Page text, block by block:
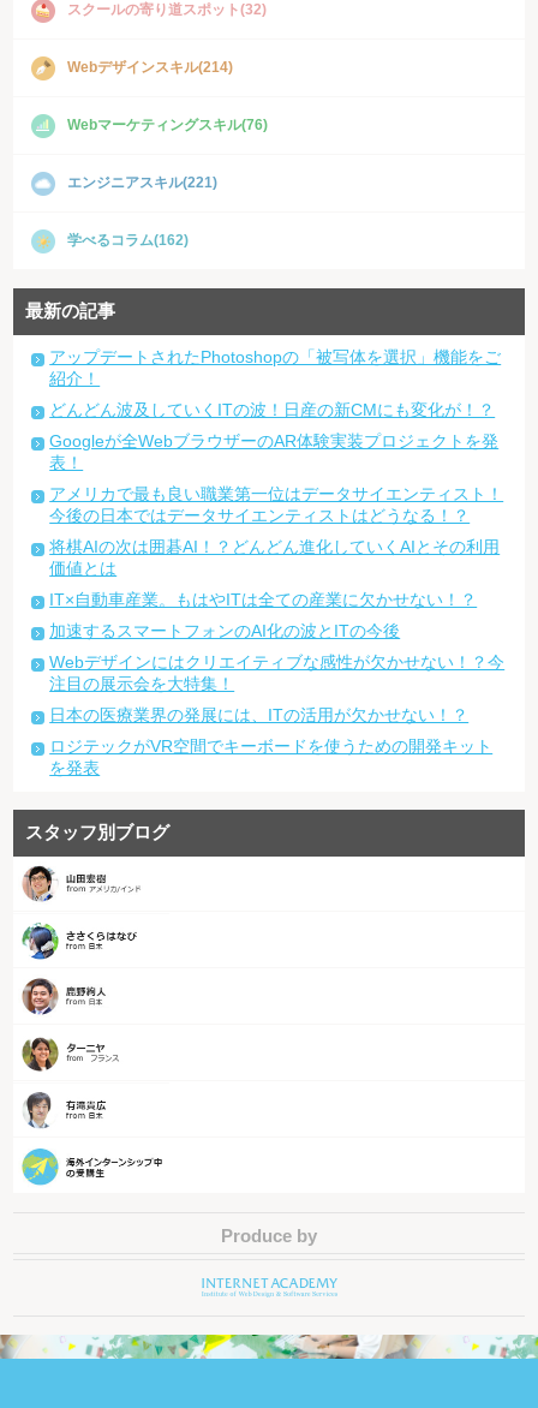
スクールの寄り道スポット(32)
Webデザインスキル(214)
Webマーケティングスキル(76)
エンジニアスキル(221)
学べるコラム(162)
最新の記事
アップデートされたPhotoshopの「被写体を選択」機能をご
紹介！
どんどん波及していくITの波！日産の新CMにも変化が！？
Googleが全WebブラウザーのAR体験実装プロジェクトを発
表！
アメリカで最も良い職業第一位はデータサイエンティスト！
今後の日本ではデータサイエンティストはどうなる！？
将棋AIの次は囲碁AI！？どんどん進化していくAIとその利用
価値とは
IT×自動車産業。もはやITは全ての産業に欠かせない！？
加速するスマートフォンのAI化の波とITの今後
Webデザインにはクリエイティブな感性が欠かせない！？今
注目の展示会を大特集！
日本の医療業界の発展には、ITの活用が欠かせない！？
ロジテックがVR空間でキーボードを使うための開発キット
を発表
スタッフ別ブログ
Produce by